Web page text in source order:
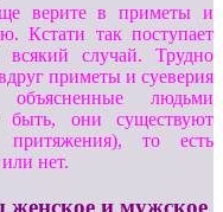
верите в приметы и
Кстати так поступает
случай. Трудно
приметы и суеверия
людьми
быть, они существуют
то есть
нет.